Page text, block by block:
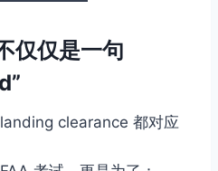
仅仅是一句
clearance 都对应